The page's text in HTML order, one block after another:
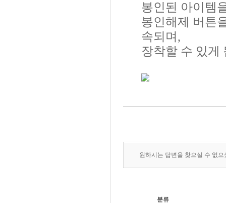
봉인된 아이템
봉인해제 버튼
속되며,
장착할 수 있게
원하시는 답변을 찾으실 수 없
분류